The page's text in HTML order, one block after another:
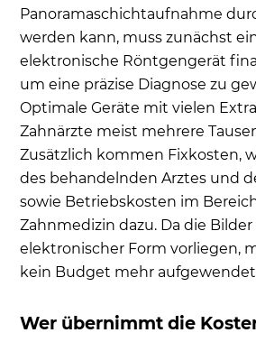
Panoramaschichtaufnahme
werden kann, muss zunächst
elektronische Röntgengerät
um eine präzise Diagnose zu
Optimale Geräte mit vielen
Zahnärzte meist mehrere
Zusätzlich kommen Fixkosten,
des behandelnden Arztes und
sowie Betriebskosten im
Zahnmedizin dazu. Da die Bilder
elektronischer Form vorliegen,
kein Budget mehr
Wer übernimmt die